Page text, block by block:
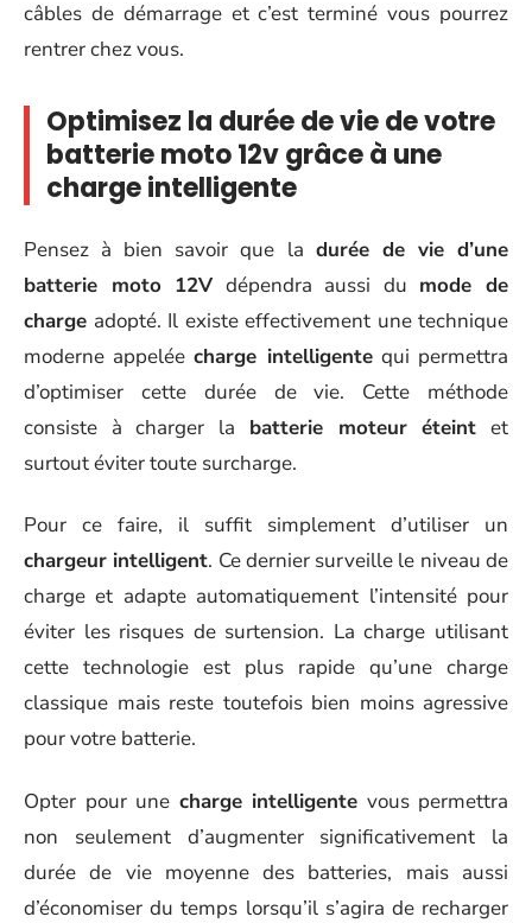
câbles de démarrage et c’est terminé vous pourrez
rentrer chez vous.
Optimisez la durée de vie de votre
batterie moto 12v grâce à une
charge intelligente
Pensez à bien savoir que la durée de vie d’une
batterie moto 12Vdépendra aussi du mode de
charge adopté. Il existe effectivement une technique
moderne appeléecharge intelligentequi permettra
d’optimiser cette durée de vie. Cette méthode
consiste à charger la batterie moteur éteint et
surtout éviter toute surcharge.
Pour ce faire, il suffit simplement d’utiliser un
chargeur intelligent. Ce dernier surveille le niveau de
charge et adapte automatiquement l’intensité pour
éviter les risques de surtension. La charge utilisant
cette technologie est plus rapide qu’une charge
classique mais reste toutefois bien moins agressive
pour votre batterie.
Opter pour une charge intelligente vous permettra
non seulement d’augmenter significativement la
durée de vie moyenne des batteries, mais aussi
d’économiser du temps lorsqu’il s’agira de recharger